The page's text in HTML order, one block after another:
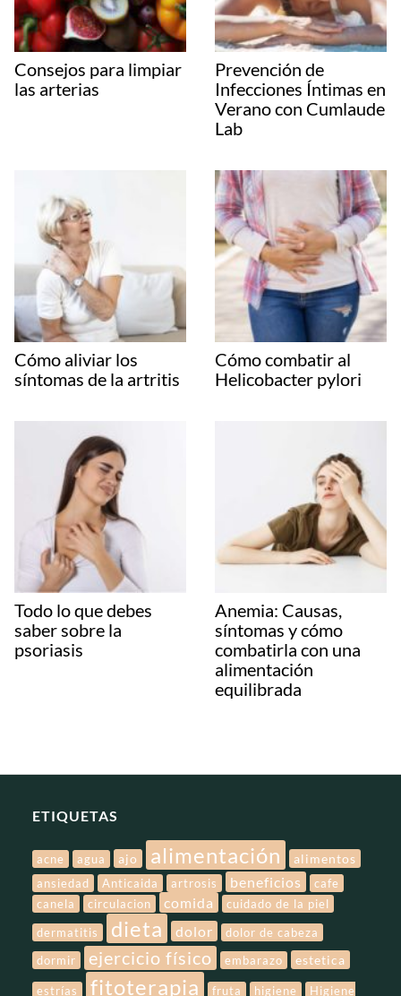
Consejos para limpiar
las arterias
Prevención de
Infecciones Íntimas en
Verano con Cumlaude
Lab
Cómo aliviar los
síntomas de la artritis
Cómo combatir al
Helicobacter pylori
Todo lo que debes
saber sobre la
psoriasis
Anemia: Causas,
síntomas y cómo
combatirla con una
alimentación
equilibrada
ETIQUETAS
acne agua ajo alimentación alimentos
ansiedad Anticaida artrosis beneficios
cafe
canela
circulacion comida
cuidado de la piel
dermatitis
dieta dolor
dolor de cabeza
dormir
ejercicio físico embarazo estetica
estrías fitoterapia fruta higiene Higiene